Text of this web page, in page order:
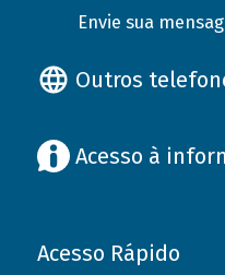
Envie sua
Outros
Acesso à
Acesso Rápido